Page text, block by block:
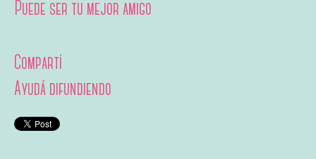
Puede ser tu mejor amigo
Compartí
Ayudá difundiendo